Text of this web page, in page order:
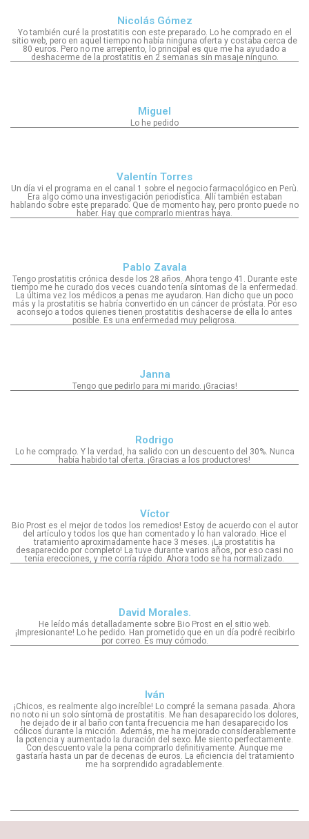
Nicolás Gómez
Yo también curé la prostatitis con este preparado. Lo he comprado en el
sitio web, pero en aquel tiempo no había ninguna oferta y costaba cerca de
80 euros. Pero no me arrepiento, lo principal es que me ha ayudado a
deshacerme de la prostatitis en 2 semanas sin masaje ninguno.
Miguel
Lo he pedido
Valentín Torres
Un día vi el programa en el canal 1 sobre el negocio farmacológico en Perù.
Era algo como una investigación periodística. Allí también estaban
hablando sobre este preparado. Que de momento hay, pero pronto puede no
haber. Hay que comprarlo mientras haya.
Pablo Zavala
Tengo prostatitis crónica desde los 28 años. Ahora tengo 41. Durante este
tiempo me he curado dos veces cuando tenía síntomas de la enfermedad.
La última vez los médicos a penas me ayudaron. Han dicho que un poco
más y la prostatitis se habría convertido en un cáncer de próstata. Por eso
aconsejo a todos quienes tienen prostatitis deshacerse de ella lo antes
posible. Es una enfermedad muy peligrosa.
Janna
Tengo que pedirlo para mi marido. ¡Gracias!
Rodrigo
Lo he comprado. Y la verdad, ha salido con un descuento del 30%. Nunca
había habido tal oferta. ¡Gracias a los productores!
Víctor
Bio Prost es el mejor de todos los remedios! Estoy de acuerdo con el autor
del artículo y todos los que han comentado y lo han valorado. Hice el
tratamiento aproximadamente hace 3 meses. ¡La prostatitis ha
desaparecido por completo! La tuve durante varios años, por eso casi no
tenía erecciones, y me corría rápido. Ahora todo se ha normalizado.
David Morales.
He leído más detalladamente sobre Bio Prost en el sitio web.
¡Impresionante! Lo he pedido. Han prometido que en un día podré recibirlo
por correo. Es muy cómodo.
Iván
¡Chicos, es realmente algo increíble! Lo compré la semana pasada. Ahora
no noto ni un solo síntoma de prostatitis. Me han desaparecido los dolores,
he dejado de ir al baño con tanta frecuencia me han desaparecido los
cólicos durante la micción. Además, me ha mejorado considerablemente
la potencia y aumentado la duración del sexo. Me siento perfectamente.
Con descuento vale la pena comprarlo definitivamente. Aunque me
gastaría hasta un par de decenas de euros. La eficiencia del tratamiento
me ha sorprendido agradablemente.